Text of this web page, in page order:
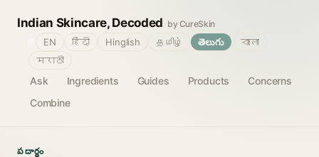
Indian Skincare, Decoded by CureSkin
Ask Ingredients Guides Products
Concerns
Combine
EN हिंदी Hinglish தமிழ் తెలుగు
বাংলা
मराठी
పదార్థం